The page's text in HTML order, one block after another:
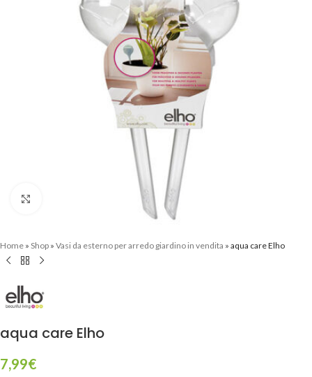
Home » Shop » Vasi da esterno per arredo giardino in vendita » aqua care Elho
aqua care Elho
7,99€